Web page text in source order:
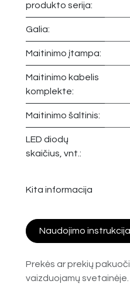
produkto serija:
Galia:
Maitinimo įtampa:
Maitinimo kabelis
komplekte:
Maitinimo šaltinis:
LED diodų
skaičius, vnt.:
Kita informacija
Naudojimo instrukcija
Prekės ar prekių
vaizduojamų svetainėje.